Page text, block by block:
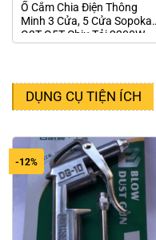
Ổ Cắm Chia Điện Thông
Minh 3 Cửa, 5 Cửa Sopoka
Q3T Q5T Chịu Tải 2200W
DỤNG CỤ TIỆN ÍCH
-12%